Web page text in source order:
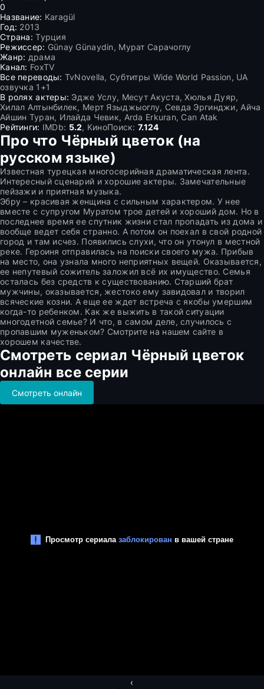
0
Название: Karagül
Год: 2013
Страна: Турция
Режиссер: Günay Günaydin, Мурат Сарачоглу
Жанр: драма
Канал: FoxTV
Все переводы: TvNovella, Субтитры Wide World Passion, UA
озвучка 1+1
В ролях актеры: Эдже Услу, Месут Акуста, Хюлья Дуяр,
Хилал Алтынбилек, Мерт Языджыоглу, Севда Эргинджи, Айча
Айшин Туран, Илайда Чевик, Arda Erkuran, Can Atak
Рейтинги: IMDb: 5.2, КиноПоиск: 7.124
Про что Чёрный цветок (на
русском языке)
Известная турецкая многосерийная драматическая лента.
Интересный сценарий и хорошие актеры. Замечательные
пейзажи и приятная музыка.
Эбру – красивая женщина с сильным характером. У нее
вместе с супругом Муратом трое детей и хороший дом. Но в
последнее время ее спутник жизни стал пропадать из дома и
вообще ведет себя странно. А потом он поехал в свой родной
город и там исчез. Появились слухи, что он утонул в местной
реке. Героиня отправилась на поиски своего мужа. Прибыв
на место, она узнала много неприятных вещей. Оказывается,
ее непутевый сожитель заложил всё их имущество. Семья
осталась без средств к существованию. Старший брат
мужчины, оказывается, жестоко ему завидовал и творил
всяческие козни. А еще ее ждет встреча с якобы умершим
когда-то ребенком. Как же выжить в такой ситуации
многодетной семье? И что, в самом деле, случилось с
пропавшим муженьком? Смотрите на нашем сайте в
хорошем качестве.
Смотреть сериал Чёрный цветок
онлайн все серии
Смотреть онлайн
‹